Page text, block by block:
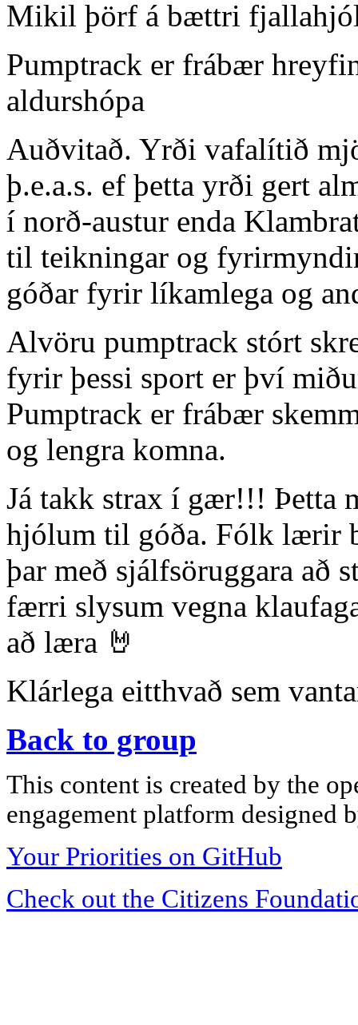
Mikil þörf á bættri
Pumptrack er frábær
aldurshópa
Auðvitað. Yrði vafalítið
þ.e.a.s. ef þetta yrði gert
í norð-austur enda
til teikningar og
góðar fyrir líkamlega og
Alvöru pumptrack stórt
fyrir þessi sport er því
Pumptrack er frábær
og lengra komna.
Já takk strax í gær!!! Þetta
hjólum til góða. Fólk lærir
þar með sjálfsöruggara að
færri slysum vegna
að læra 🤘
Klárlega eitthvað sem
Back to group
This content is created by the
engagement platform designed
Your Priorities on GitHub
Check out the Citizens